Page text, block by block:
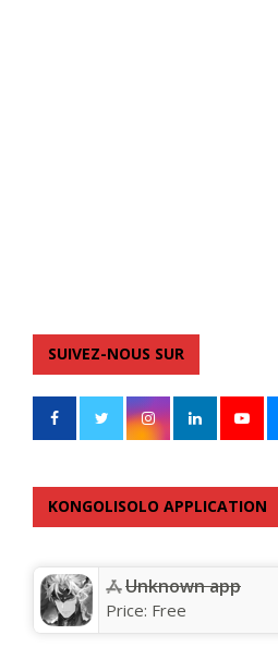
SUIVEZ-NOUS SUR
KONGOLISOLO APPLICATION
Unknown app
Price: Free